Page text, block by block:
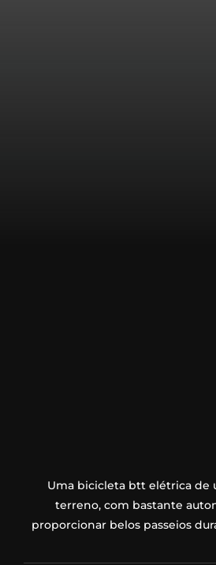
Uma bicicleta btt elétrica de
terreno, com bastante
proporcionar belos passeios